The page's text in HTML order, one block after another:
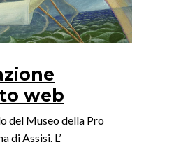
web
del Museo della Pro
di Assisi. L’